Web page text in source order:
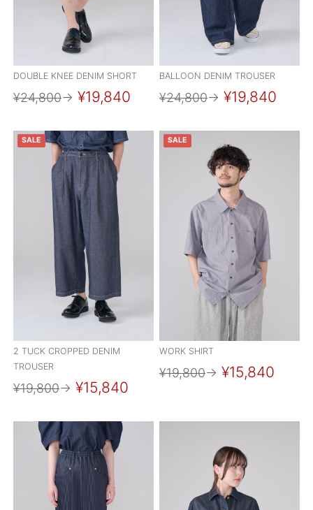
LADIES : レディース
DENIM : デニム
PANTS/SKIRT : パンツ・スカート
TOPS : トップス
OUTLET : アウトレット
MENS : メンズ
LADIES : レディース
新規会員登録
お買い物カゴ
ご利用ガイド
特定商取引法に基づく表記
ご利用規約
お問い合わせ
DOUBLE KNEE DENIM SHORT
¥24,800→ ¥19,840
BALLOON DENIM TROUSER
¥24,800→ ¥19,840
SALE
2 TUCK CROPPED DENIM
TROUSER
¥19,800→ ¥15,840
SALE
WORK SHIRT
¥19,800→ ¥15,840